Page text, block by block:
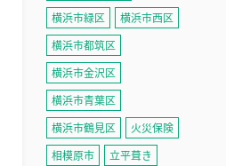
横浜市緑区
横浜市西区
横浜市都筑区
横浜市金沢区
横浜市青葉区
横浜市鶴見区
火災保険
相模原市
立平葺き